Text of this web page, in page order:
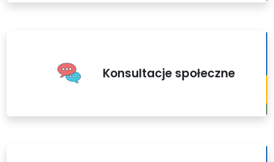
Konsultacje społeczne